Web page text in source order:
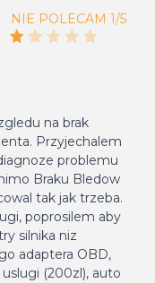
NIE POLECAM 1/5
na brak
Przyjechalem
problemu
Braku Bledow
tak jak trzeba.
poprosilem aby
silnika niz
adaptera OBD,
(200zl), auto